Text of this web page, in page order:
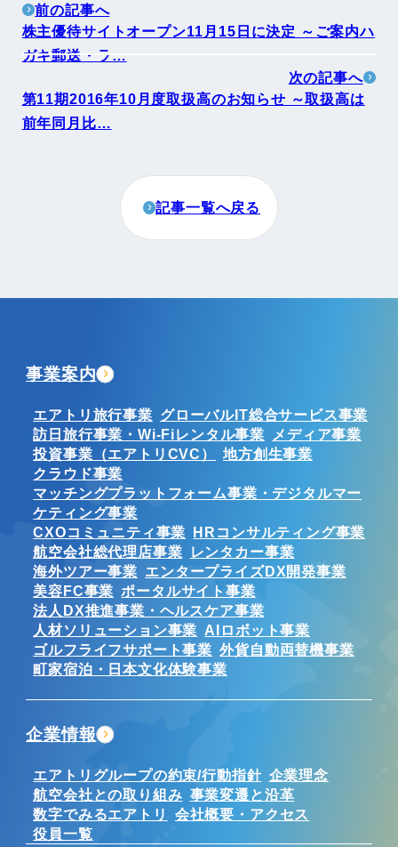
前の記事へ
株主優待サイトオープン11月15日に決定 ～ご案内ハ
ガキ郵送・ラ…
次の記事へ
第11期2016年10月度取扱高のお知らせ ～取扱高は
前年同月比…
記事一覧へ戻る
事業案内
エアトリ旅行事業 グローバルIT総合サービス事業
訪日旅行事業・Wi-Fiレンタル事業
メディア事業
投資事業（エアトリCVC）
地方創生事業
クラウド事業
マッチングプラットフォーム事業・デジタルマー
ケティング事業
CXOコミュニティ事業 HRコンサルティング事業
航空会社総代理店事業
レンタカー事業
海外ツアー事業 エンタープライズDX開発事業
美容FC事業 ポータルサイト事業
法人DX推進事業・ヘルスケア事業
人材ソリューション事業 AIロボット事業
ゴルフライフサポート事業 外貨自動両替機事業
町家宿泊・日本文化体験事業
企業情報
エアトリグループの約束/行動指針 企業理念
航空会社との取り組み 事業変遷と沿革
数字でみるエアトリ
会社概要・アクセス
役員一覧